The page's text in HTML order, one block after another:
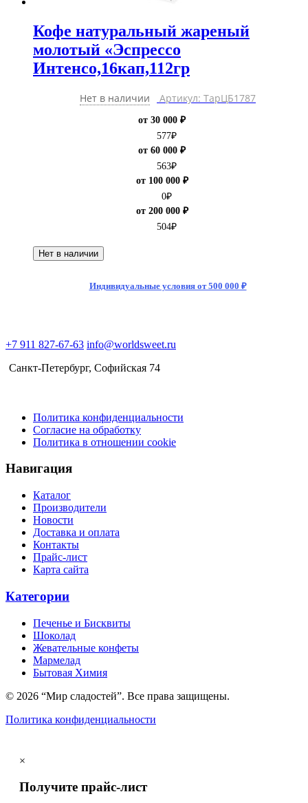
Кофе натуральный жареный
молотый «Эспрессо
Интенсо,16кап,112гр
Нет в наличии Артикул: ТарЦБ1787
от 30 000 ₽
577₽
от 60 000 ₽
563₽
от 100 000 ₽
0₽
от 200 000 ₽
504₽
Нет в наличии
Индивидуальные условия от 500 000 ₽
+7 911 827-67-63 info@worldsweet.ru
Санкт-Петербург​, Софийская 74
Политика конфиденциальности
Согласие на обработку
Политика в отношении cookie
Навигация
Каталог
Производители
Новости
Доставка и оплата
Контакты
Прайс-лист
Карта сайта
Категории
Печенье и Бисквиты
Шоколад
Жевательные конфеты
Мармелад
Бытовая Химия
© 2026 “Мир сладостей”. Все права защищены.
Политика конфиденциальности
×
Получите прайс-лист